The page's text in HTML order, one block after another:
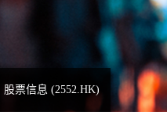
股票信息 (2552.HK)